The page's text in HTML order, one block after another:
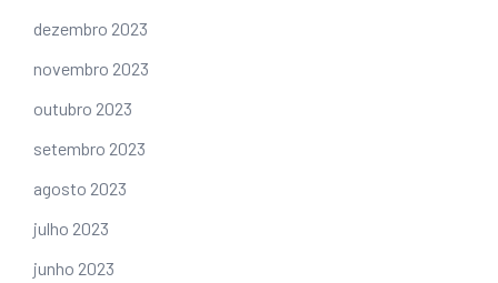
dezembro 2023
novembro 2023
outubro 2023
setembro 2023
agosto 2023
julho 2023
junho 2023